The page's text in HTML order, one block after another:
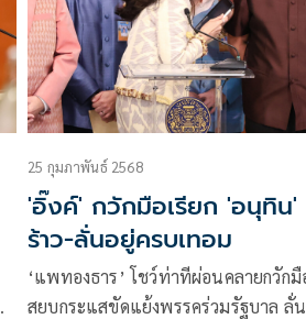
25 กุมภาพันธ์ 2568
'อิ๊งค์' กวักมือเรียก 'อนุทิน
ร้าว-ลั่นอยู่ครบเทอม
‘แพทองธาร’ โชว์ท่าทีผ่อนคลายกวักมื
สยบกระแสขัดแย้งพรรคร่วมรัฐบาล ลั่